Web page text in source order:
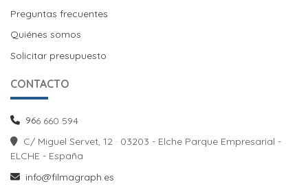
Preguntas frecuentes
Quiénes somos
Solicitar presupuesto
CONTACTO
966 660 594
C/ Miguel Servet, 12 · 03203 - Elche Parque Empresarial -
ELCHE - España
info@filmagraph.es